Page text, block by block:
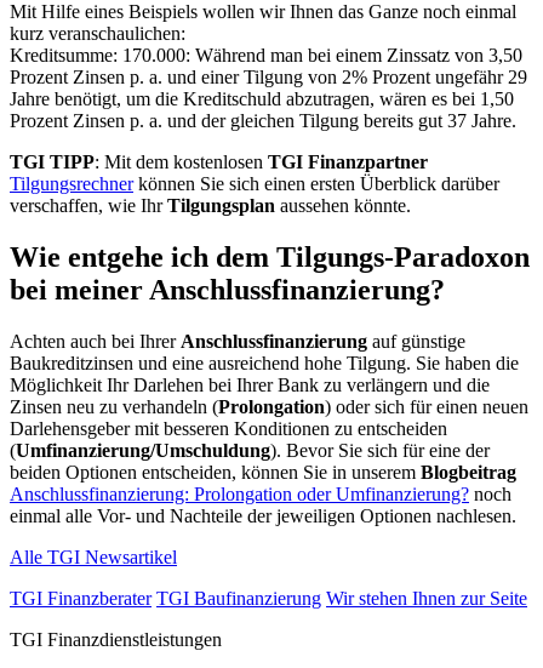
Mit Hilfe eines Beispiels wollen wir Ihnen das Ganze noch einmal
kurz veranschaulichen:
Kreditsumme: 170.000: Während man bei einem Zinssatz von 3,50
Prozent Zinsen p. a. und einer Tilgung von 2% Prozent ungefähr 29
Jahre benötigt, um die Kreditschuld abzutragen, wären es bei 1,50
Prozent Zinsen p. a. und der gleichen Tilgung bereits gut 37 Jahre.
TGI TIPP: Mit dem kostenlosen TGI Finanzpartner
Tilgungsrechnerkönnen Sie sich einen ersten Überblick darüber
verschaffen, wie IhrTilgungsplan aussehen könnte.
Wie entgehe ich dem Tilgungs-Paradoxon
bei meiner Anschlussfinanzierung?
Achten auch bei Ihrer Anschlussfinanzierung auf günstige
Baukreditzinsen und eine ausreichend hohe Tilgung. Sie haben die
Möglichkeit Ihr Darlehen bei Ihrer Bank zu verlängern und die
Zinsen neu zu verhandeln (Prolongation) oder sich für einen neuen
Darlehensgeber mit besseren Konditionen zu entscheiden
(Umfinanzierung/Umschuldung). Bevor Sie sich für eine der
beiden Optionen entscheiden, können Sie in unserem Blogbeitrag
Anschlussfinanzierung: Prolongation oder Umfinanzierung? noch
einmal alle Vor- und Nachteile der jeweiligen Optionen nachlesen.
Alle TGI Newsartikel
TGI Finanzberater TGI Baufinanzierung Wir stehen Ihnen zur Seite
TGI Finanzdienstleistungen